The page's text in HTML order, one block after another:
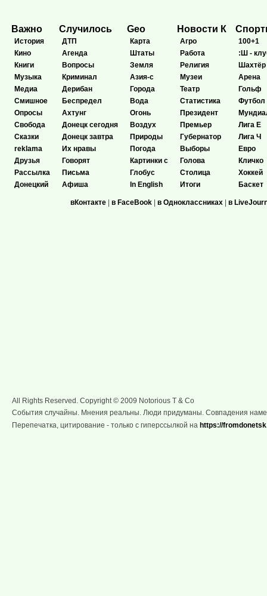
Важно
История
Кино
Книги
Музыка
Медиа
Смишное
Опросы
Свобода
Сказки
reklama
Друзья
Рассылка
Донецкий
Случилось
ДТП
Агенда
Вопросы
Криминал
Дерибан
Беспредел
Ахтунг
Донецк сегодня
Донецк завтра
Их нравы
Говорят
Письма
Афиша
Geo
Карта
Штаты
Земля
Азия-с
Города
Вода
Огонь
Воздух
Природы
Погода
Картинки с
Глобус
In English
Новости К
Агро
Работа
Религия
Музеи
Театр
Статистика
Президент
Премьер
Губернатор
Выборы
Голова
Столица
Итоги
100+1
:Ш -
Шахтёр
Арена
Гольф
Футбол
Лига Е
Лига Ч
Евро
Кличко
Хоккей
Баскет
вКонтакте | в FaceBook | в Одноклассниках | в
All Rights Reserved. Copyright © 2009 Notorious T & Co
События случайны. Мнения реальны. Люди придуманы. Совпадения
Перепечатка, цитирование - только с гиперссылкой на https://